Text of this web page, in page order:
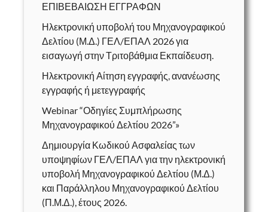
ΕΠΙΒΕΒΑΙΩΣΗ ΕΓΓΡΑΦΩΝ
Ηλεκτρονική υποβολή του Μηχανογραφικού
Δελτίου (Μ.Δ.) ΓΕΛ/ΕΠΑΛ 2026 για
εισαγωγή στην Τριτοβάθμια Εκπαίδευση.
Ηλεκτρονική Αίτηση εγγραφής, ανανέωσης
εγγραφής ή μετεγγραφής
Webinar “Οδηγίες Συμπλήρωσης
Μηχανογραφικού Δελτίου 2026”»
Δημιουργία Κωδικού Ασφαλείας των
υποψηφίων ΓΕΛ/ΕΠΑΛ για την ηλεκτρονική
υποβολή Μηχανογραφικού Δελτίου (Μ.Δ.)
και Παράλληλου Μηχανογραφικού Δελτίου
(Π.Μ.Δ.), έτους 2026.